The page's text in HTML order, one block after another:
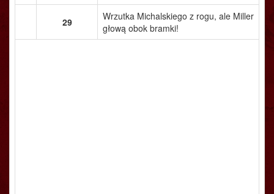
29
Wrzutka Michalskiego z rogu, ale Miller
głową obok bramki!